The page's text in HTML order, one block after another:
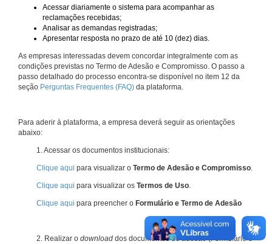
Acessar diariamente o sistema para acompanhar as
reclamações recebidas;
Analisar as demandas registradas;
Apresentar resposta no prazo de até 10 (dez) dias.
As empresas interessadas devem concordar integralmente com as
condições previstas no Termo de Adesão e Compromisso. O passo a
passo detalhado do processo encontra-se disponível no item 12 da
seção Perguntas Frequentes (FAQ) da plataforma.
Para aderir à plataforma, a empresa deverá seguir as orientações
abaixo:
1. Acessar os documentos institucionais:
Clique aqui para visualizar o Termo de Adesão e Compromisso.
Clique aqui para visualizar os Termos de Uso.
Clique aqui para preencher o Formulário e Termo de Adesão
2. Realizar o download dos documentos de adesão (Formulário e